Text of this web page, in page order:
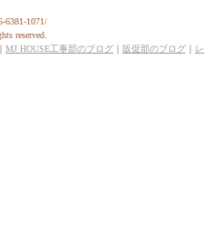
6381-1071/
reserved.
｜ MJ HOUSE工事部のブログ ｜ 販促部のブログ ｜